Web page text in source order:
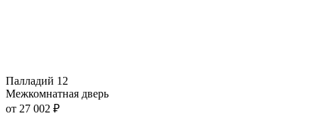
Палладий 12
Межкомнатная дверь
от 27 002 ₽